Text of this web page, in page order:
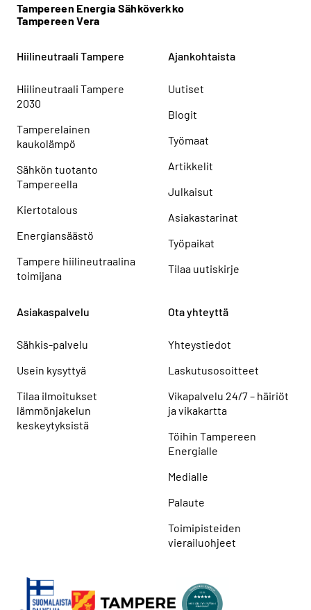
Tampereen Energia Sähköverkko
Tampereen Vera
Hiilineutraali Tampere
Hiilineutraali Tampere
2030
Tamperelainen
kaukolämpö
Sähkön tuotanto
Tampereella
Kiertotalous
Energiansäästö
Tampere hiilineutraalina
toimijana
Ajankohtaista
Uutiset
Blogit
Työmaat
Artikkelit
Julkaisut
Asiakastarinat
Työpaikat
Tilaa uutiskirje
Asiakaspalvelu
Sähkis-palvelu
Usein kysyttyä
Tilaa ilmoitukset
lämmönjakelun
keskeytyksistä
Ota yhteyttä
Yhteystiedot
Laskutusosoitteet
Vikapalvelu 24/7 – häiriöt
ja vikakartta
Töihin Tampereen
Energialle
Medialle
Palaute
Toimipisteiden
vierailuohjeet